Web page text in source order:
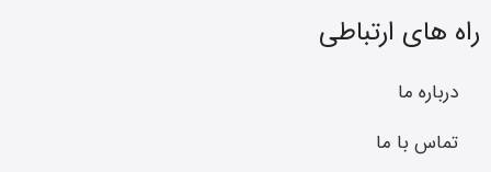
راه های ارتباطی
درباره ما
تماس با ما